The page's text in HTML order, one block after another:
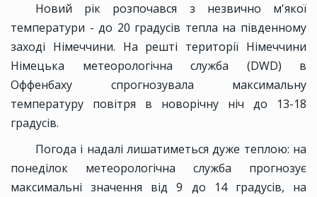
Новий рік розпочався з незвично м'якої
температури - до 20 градусів тепла на південному
заході Німеччини. На решті території Німеччини
Німецька метеорологічна служба (DWD) в
Оффенбаху спрогнозувала максимальну
температуру повітря в новорічну ніч до 13-18
градусів.
Погода і надалі лишатиметься дуже теплою: на
понеділок метеорологічна служба прогнозує
максимальні значення від 9 до 14 градусів, на